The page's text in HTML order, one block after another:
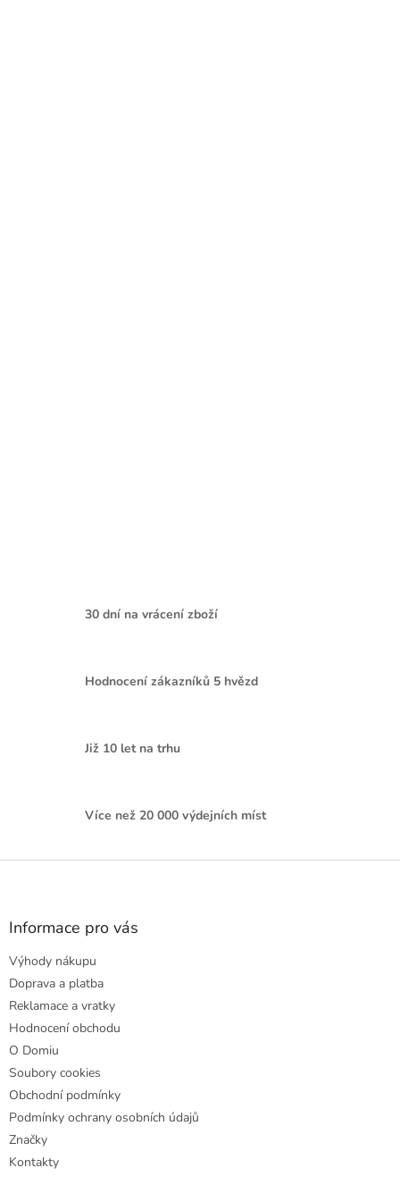
30 dní na vrácení zboží
Hodnocení zákazníků 5 hvězd
Již 10 let na trhu
Více než 20 000 výdejních míst
Z
Informace pro vás
Výhody nákupu
Doprava a platba
Reklamace a vratky
Hodnocení obchodu
O Domiu
Soubory cookies
Obchodní podmínky
Podmínky ochrany osobních údajů
Značky
Kontakty